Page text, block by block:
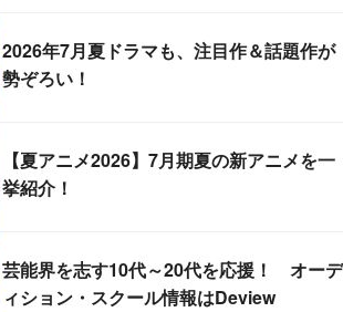
2026年7月夏ドラマも、注目作＆話題作が
勢ぞろい！
【夏アニメ2026】7月期夏の新アニメを一
挙紹介！
芸能界を志す10代～20代を応援！ オーデ
ィション・スクール情報はDeview